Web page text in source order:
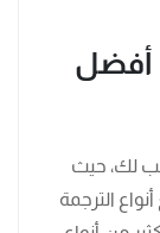
أفضل
لك، حيث
الترجمة